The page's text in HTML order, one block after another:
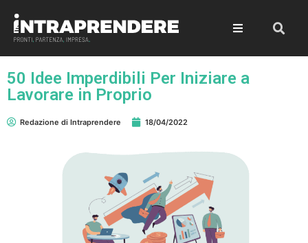
50 Idee Imperdibili Per Iniziare a
Lavorare in Proprio
Redazione di Intraprendere 18/04/2022